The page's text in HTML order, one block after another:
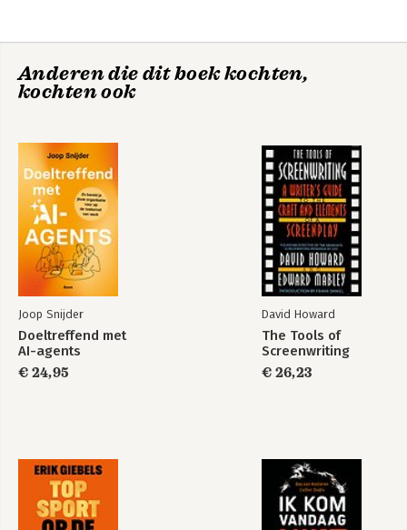
17(77)
A Finance Perspective on What's Wrong with the System
94(28)
Are Financial Markets Too Short-Sighted?
122(23)
Anderen die dit boek kochten,
kochten ook
Joop Snijder
Doeltreffend met
AI-agents
€ 24,95
David Howard
The Tools of
Screenwriting
€ 26,23